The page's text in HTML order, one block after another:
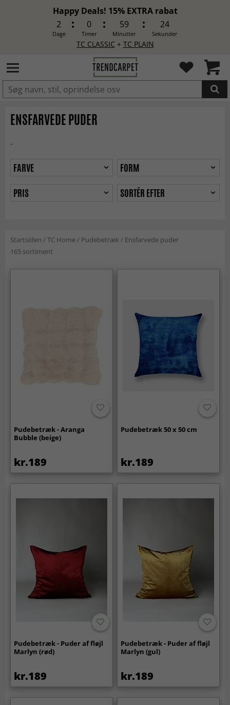
Happy Deals! 15% EXTRA rabat
2
Dage
0
Timer
59
Minutter
22
Sekunder
TC CLASSIC + TC PLAIN
LAGT I INDKØBSKURVEN.
ENSFARVEDE PUDER
-
FARVE
FORM
PRIS
SORTÉR EFTER
Startsiden /TC Home/ Pudebetræk / Ensfarvede puder
165 sortiment
Pudebetræk - Aranga
Bubble (beige)
kr.189
Pudebetræk 50 x 50 cm
kr.189
Pudebetræk - Puder af fløjl
Marlyn (rød)
kr.189
Pudebetræk - Puder af fløjl
Marlyn (gul)
kr.189